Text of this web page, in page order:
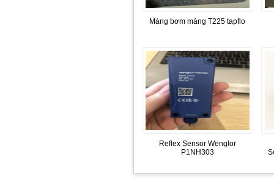
Màng bơm màng T225 tapflo
Reflex Sensor Wenglor
P1NH303